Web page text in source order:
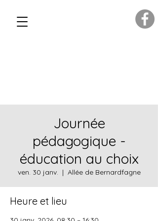
Journée
pédagogique -
éducation au choix
ven. 30 janv.
  |
Allée de Bernardfagne
Heure et lieu